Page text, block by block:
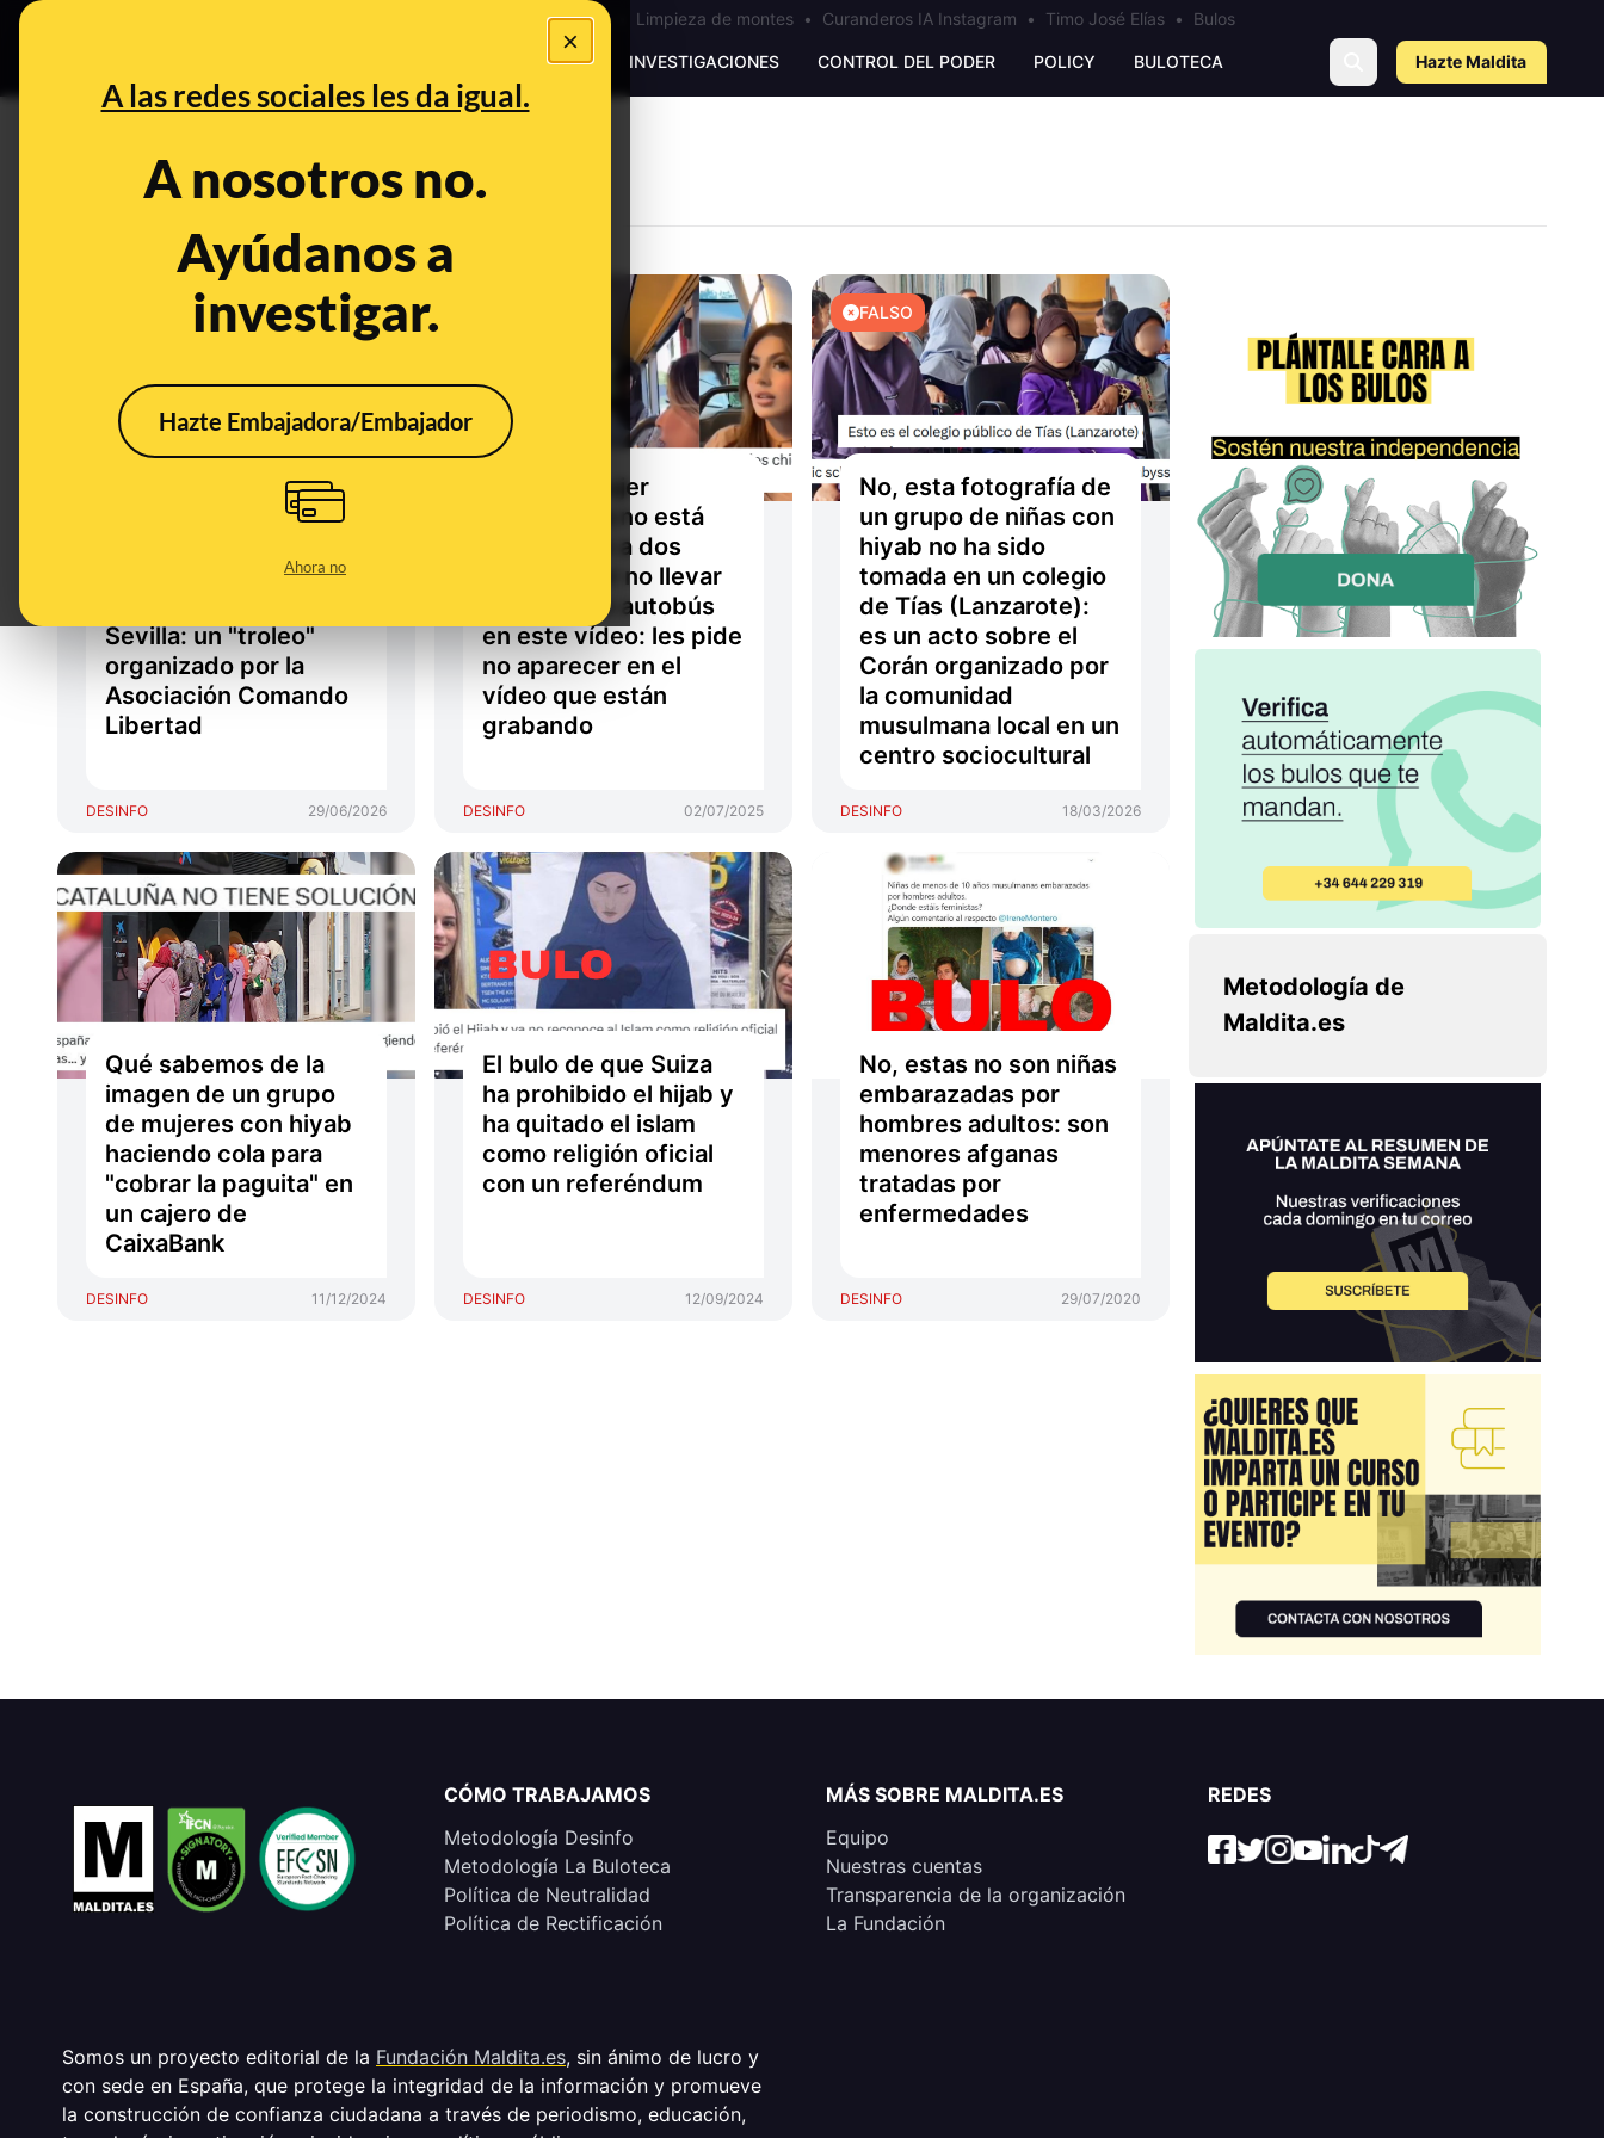
×
A las redes sociales les da igual.
A nosotros no.
Ayúdanos a
investigar.
Hazte Embajadora/Embajador
Ahora no
Bulos Ceuta • Limpieza de montes• Curanderos IA Instagram • Timo José Elías• Bulos
PREBUNKING INVESTIGACIONES CONTROL DEL PODER POLICY BULOTECA Hazte Maldita
El desfile de dos
musulmanas en el
Sevilla: un "troleo"
organizado por la
Asociación Comando
Libertad
DESINFO 29/06/2026
No, esta mujer
musulmana no está
increpando a dos
jóvenes por no llevar
hiyab en un autobús
en este vídeo: les pide
no aparecer en el
vídeo que están
grabando
DESINFO 02/07/2025
FALSO
No, esta fotografía de
un grupo de niñas con
hiyab no ha sido
tomada en un colegio
de Tías (Lanzarote):
es un acto sobre el
Corán organizado por
la comunidad
musulmana local en un
centro sociocultural
DESINFO 18/03/2026
Qué sabemos de la
imagen de un grupo
de mujeres con hiyab
haciendo cola para
"cobrar la paguita" en
un cajero de
CaixaBank
DESINFO 11/12/2024
El bulo de que Suiza
ha prohibido el hijab y
ha quitado el islam
como religión oficial
con un referéndum
DESINFO 12/09/2024
No, estas no son niñas
embarazadas por
hombres adultos: son
menores afganas
tratadas por
enfermedades
DESINFO 29/07/2020
Metodología de
Maldita.es
CÓMO TRABAJAMOS
Metodología Desinfo
Metodología La Buloteca
Política de Neutralidad
Política de Rectificación
MÁS SOBRE MALDITA.ES
Equipo
Nuestras cuentas
Transparencia de la organización
La Fundación
REDES
Somos un proyecto editorial de la Fundación Maldita.es, sin ánimo de lucro y
con sede en España, que protege la integridad de la información y promueve
la construcción de confianza ciudadana a través de periodismo, educación,